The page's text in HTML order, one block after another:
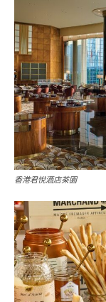
香港君悅酒店茶園